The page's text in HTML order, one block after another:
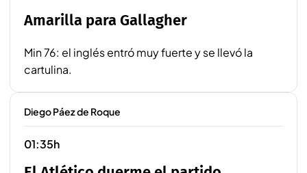
Amarilla para Gallagher
Min 76: el inglés entró muy fuerte y se llevó la
cartulina.
Diego Páez de Roque
01:35h